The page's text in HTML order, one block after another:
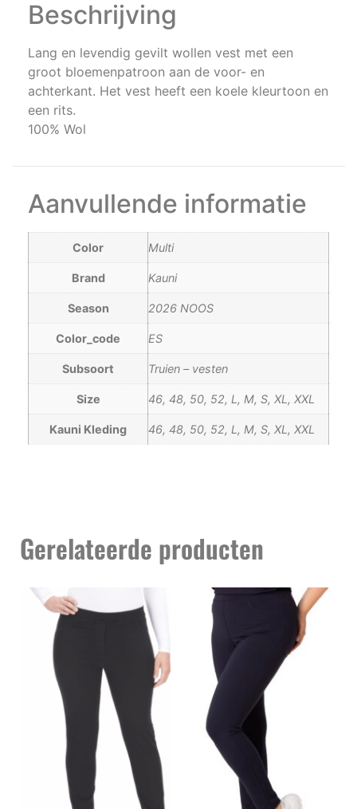
Beschrijving
Lang en levendig gevilt wollen vest met een
groot bloemenpatroon aan de voor- en
achterkant. Het vest heeft een koele kleurtoon en
een rits.
100% Wol
Aanvullende informatie
Color Multi
Brand Kauni
Season 2026 NOOS
Color_code ES
Subsoort Truien – vesten
Size 46, 48, 50, 52, L, M, S, XL, XXL
Kauni Kleding 46, 48, 50, 52, L, M, S, XL, XXL
Gerelateerde producten